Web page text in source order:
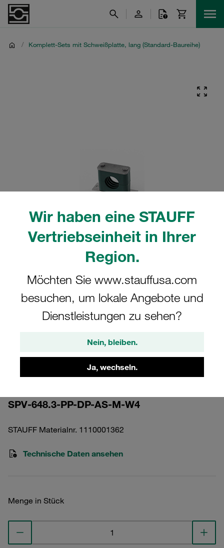
Wir haben eine STAUFF
Vertriebseinheit in Ihrer
Region.
Möchten Sie www.stauffusa.com
besuchen, um lokale Angebote und
Dienstleistungen zu sehen?
Nein, bleiben.
Ja, wechseln.
/ Komplett-Sets mit Schweißplatte, lang (Standard-Baureihe)
tatsächlichen Produkt abweichen.
6 Ø48,3mm Polypropylen W4 gerippt,
mit Vorspannung Anschweißpl., lang
Deckpl., AS-Schraube
SPV-648.3-PP-DP-AS-M-W4
STAUFF Materialnr. 1110001362
Technische Daten ansehen
Menge in Stück